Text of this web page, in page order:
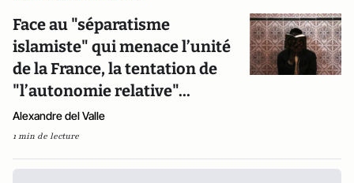
Face au "séparatisme
islamiste" qui menace l’unité
de la France, la tentation de
"l’autonomie relative"...
Alexandre del Valle
1 min de lecture